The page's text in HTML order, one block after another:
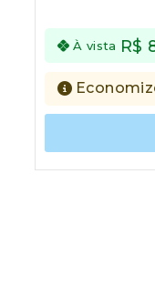
5
À vista R$